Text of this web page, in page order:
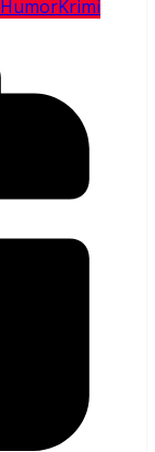
HumorKrimi